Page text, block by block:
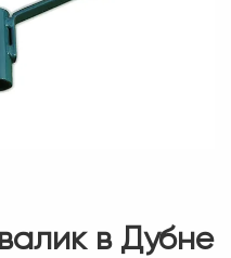
в Дубне